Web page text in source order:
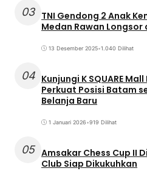
03 TNI Gendong 2 Anak
Medan Rawan Longsor
13 Desember 2025•1.040 Dilihat
04 Kunjungi K SQUARE
Perkuat Posisi Batam
Belanja Baru
1 Januari 2026•919 Dilihat
05 Amsakar Chess Cup II
Club Siap Dikukuhkan